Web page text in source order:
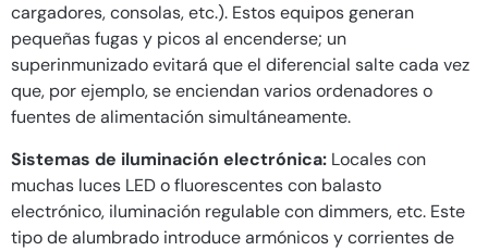
cargadores, consolas, etc.). Estos equipos generan
pequeñas fugas y picos al encenderse; un
superinmunizado evitará que el diferencial salte cada vez
que, por ejemplo, se enciendan varios ordenadores o
fuentes de alimentación simultáneamente.
Sistemas de iluminación electrónica: Locales con
muchas luces LED o fluorescentes con balasto
electrónico, iluminación regulable con dimmers, etc. Este
tipo de alumbrado introduce armónicos y corrientes de